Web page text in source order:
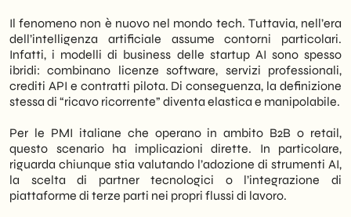
chiusura, investimenti in tool privi di
fondamenta economiche solide. Pertanto,
saper leggere le metriche reali diventa una
competenza strategica, non solo
finanziaria.
daily for our clients. Specifically, when
selecting AI technologies to integrate into
projectsdigital marketingeSEO, we apply
verification criteria that go beyond press
releases. In summary, this article offers a
Il fenomeno non è nuovo nel mondo tech. Tuttavia, nell’era
dell’intelligenza artificiale assume contorni particolari.
Infatti, i modelli di business delle startup AI sono spesso
ibridi: combinano licenze software, servizi professionali,
crediti API e contratti pilota. Di conseguenza, la definizione
stessa di “ricavo ricorrente” diventa elastica e manipolabile.
Per le PMI italiane che operano in ambito B2B o retail,
questo scenario ha implicazioni dirette. In particolare,
riguarda chiunque stia valutando l’adozione di strumenti AI,
la scelta di partner tecnologici o l’integrazione di
piattaforme di terze parti nei propri flussi di lavoro.